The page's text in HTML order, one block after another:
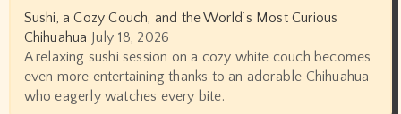
Sushi, a Cozy Couch, and the World’s Most Curious
Chihuahua July 18, 2026
A relaxing sushi session on a cozy white couch becomes
even more entertaining thanks to an adorable Chihuahua
who eagerly watches every bite.